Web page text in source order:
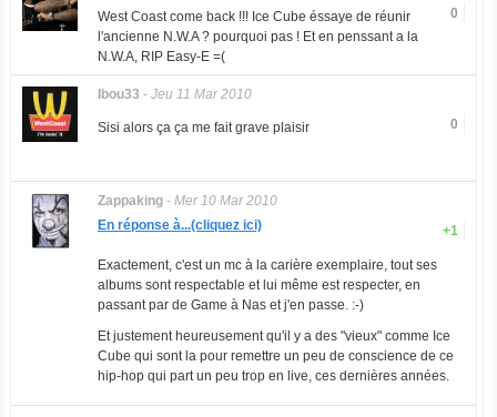
0
West Coast come back !!! Ice Cube éssaye de réunir
l'ancienne N.W.A ? pourquoi pas ! Et en penssant a la
N.W.A, RIP Easy-E =(
Ibou33 - Jeu 11 Mar 2010
0
Sisi alors ça ça me fait grave plaisir
Zappaking- Mer 10 Mar 2010
+1
En réponse à...(cliquez ici)
Exactement, c'est un mc à la carière exemplaire, tout ses
albums sont respectable et lui même est respecter, en
passant par de Game à Nas et j'en passe. :-)
Et justement heureusement qu'il y a des "vieux" comme Ice
Cube qui sont la pour remettre un peu de conscience de ce
hip-hop qui part un peu trop en live, ces dernières années.